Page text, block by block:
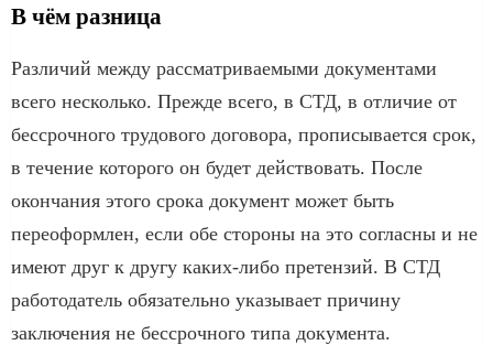
В чём разница
Различий между рассматриваемыми документами
всего несколько. Прежде всего, в СТД, в отличие от
бессрочного трудового договора, прописывается срок,
в течение которого он будет действовать. После
окончания этого срока документ может быть
переоформлен, если обе стороны на это согласны и не
имеют друг к другу каких-либо претензий. В СТД
работодатель обязательно указывает причину
заключения не бессрочного типа документа.